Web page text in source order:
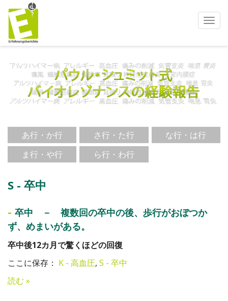
ナ
ゲ
シ
ョ
ン
を
あ行・か行
さ行・た行
な行・は行
ま行・や行
ら行・わ行
S - 卒中
- 卒中 － 複数回の卒中の後、歩行がおぼつか
ず、めまいがある。
卒中後12カ月で驚くほどの回復
ここに保存： K - 高血圧, S - 卒中
読む »